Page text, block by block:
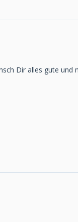
Dir alles gute und